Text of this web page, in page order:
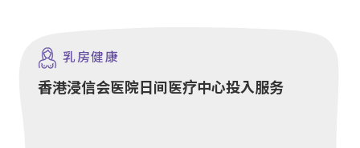
乳房健康
香港浸信会医院日间医疗中心投入服务